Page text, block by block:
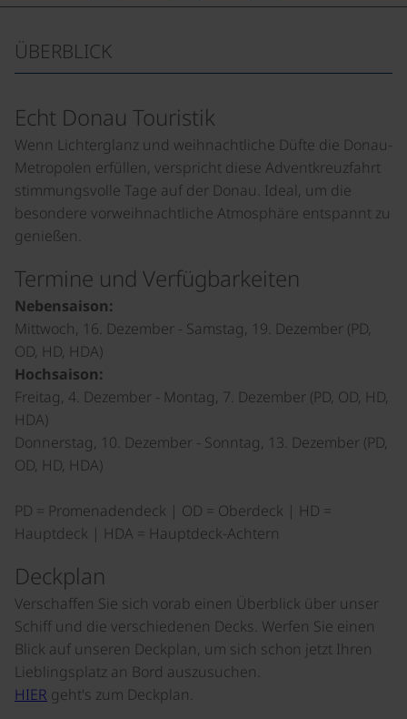
ÜBERBLICK
Echt Donau Touristik
Wenn Lichterglanz und weihnachtliche Düfte die Donau-
Metropolen erfüllen, verspricht diese Adventkreuzfahrt
stimmungsvolle Tage auf der Donau. Ideal, um die
besondere vorweihnachtliche Atmosphäre entspannt zu
genießen.
Termine und Verfügbarkeiten
Nebensaison:
Mittwoch, 16. Dezember - Samstag, 19. Dezember (PD,
OD, HD, HDA)
Hochsaison:
Freitag, 4. Dezember - Montag, 7. Dezember (PD, OD, HD,
HDA)
Donnerstag, 10. Dezember - Sonntag, 13. Dezember (PD,
OD, HD, HDA)
PD = Promenadendeck | OD = Oberdeck | HD =
Hauptdeck | HDA = Hauptdeck-Achtern
Deckplan
Verschaffen Sie sich vorab einen Überblick über unser
Schiff und die verschiedenen Decks. Werfen Sie einen
Blick auf unseren Deckplan, um sich schon jetzt Ihren
Lieblingsplatz an Bord auszusuchen.
HIER geht's zum Deckplan.